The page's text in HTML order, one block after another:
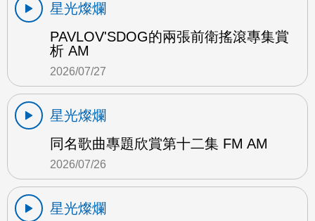
星光燦爛
PAVLOV'SDOG的兩張前衛搖滾專集賞
析 AM
2026/07/27
星光燦爛
同名歌曲專題欣賞第十二集 FM AM
2026/07/26
星光燦爛